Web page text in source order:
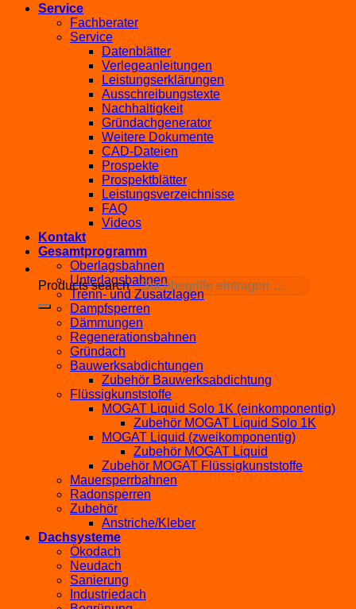
Products search
Service
Fachberater
Service
Datenblätter
Verlegeanleitungen
Leistungserklärungen
Ausschreibungstexte
Nachhaltigkeit
Gründachgenerator
Weitere Dokumente
CAD-Dateien
Prospekte
Prospektblätter
Leistungsverzeichnisse
FAQ
Videos
Kontakt
Gesamtprogramm
Oberlagsbahnen
Unterlagsbahnen
Trenn- und Zusatzlagen
Dampfsperren
Dämmungen
Regenerationsbahnen
Gründach
Bauwerksabdichtungen
Zubehör Bauwerksabdichtung
Flüssigkunststoffe
MOGAT Liquid Solo 1K (einkomponentig)
Zubehör MOGAT Liquid Solo 1K
MOGAT Liquid (zweikomponentig)
Zubehör MOGAT Liquid
Zubehör MOGAT Flüssigkunststoffe
Mauersperrbahnen
Radonsperren
Zubehör
Anstriche/Kleber
Dachsysteme
Ökodach
Neudach
Sanierung
Industriedach